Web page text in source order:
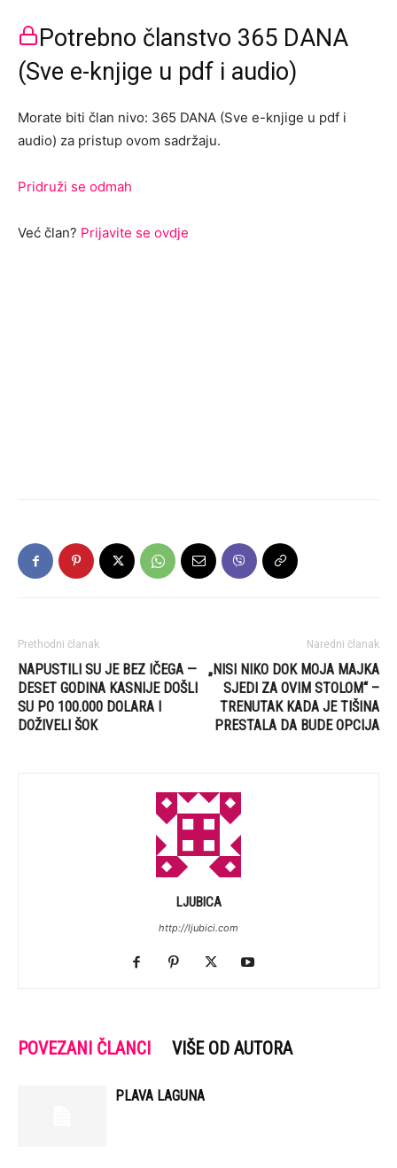
Potrebno članstvo 365 DANA
(Sve e-knjige u pdf i audio)
Morate biti član nivo: 365 DANA (Sve e-knjige u pdf i
audio) za pristup ovom sadržaju.
Pridruži se odmah
Već član? Prijavite se ovdje
Prethodni članak
NAPUSTILI SU JE BEZ IČEGA —
DESET GODINA KASNIJE DOŠLI
SU PO 100.000 DOLARA I
DOŽIVELI ŠOK
Naredni članak
„NISI NIKO DOK MOJA MAJKA
SJEDI ZA OVIM STOLOM“ –
TRENUTAK KADA JE TIŠINA
PRESTALA DA BUDE OPCIJA
LJUBICA
http://ljubici.com
POVEZANI ČLANCI VIŠE OD AUTORA
PLAVA LAGUNA